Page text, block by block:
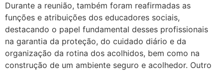
Durante a reunião, também foram reafirmadas as
funções e atribuições dos educadores sociais,
destacando o papel fundamental desses profissionais
na garantia da proteção, do cuidado diário e da
organização da rotina dos acolhidos, bem como na
construção de um ambiente seguro e acolhedor. Outro